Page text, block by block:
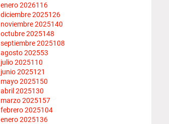
enero 2026116
diciembre 2025126
noviembre 2025140
octubre 2025148
septiembre 2025108
agosto 202553
julio 2025110
junio 2025121
mayo 2025150
abril 2025130
marzo 2025157
febrero 2025104
enero 2025136